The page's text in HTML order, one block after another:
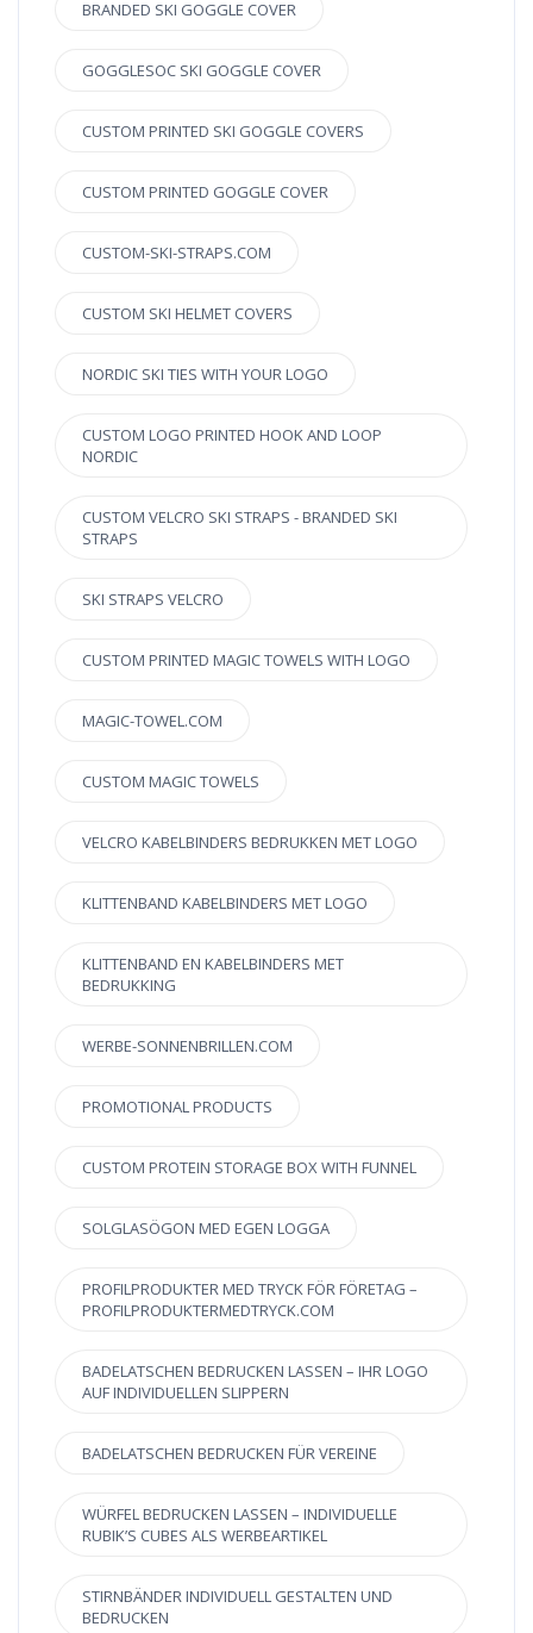
BRANDED SKI GOGGLE COVER
GOGGLESOC SKI GOGGLE COVER
CUSTOM PRINTED SKI GOGGLE COVERS
CUSTOM PRINTED GOGGLE COVER
CUSTOM-SKI-STRAPS.COM
CUSTOM SKI HELMET COVERS
NORDIC SKI TIES WITH YOUR LOGO
CUSTOM LOGO PRINTED HOOK AND LOOP
NORDIC
CUSTOM VELCRO SKI STRAPS - BRANDED SKI
STRAPS
SKI STRAPS VELCRO
CUSTOM PRINTED MAGIC TOWELS WITH LOGO
MAGIC-TOWEL.COM
CUSTOM MAGIC TOWELS
VELCRO KABELBINDERS BEDRUKKEN MET LOGO
KLITTENBAND KABELBINDERS MET LOGO
KLITTENBAND EN KABELBINDERS MET
BEDRUKKING
WERBE-SONNENBRILLEN.COM
PROMOTIONAL PRODUCTS
CUSTOM PROTEIN STORAGE BOX WITH FUNNEL
SOLGLASÖGON MED EGEN LOGGA
PROFILPRODUKTER MED TRYCK FÖR FÖRETAG –
PROFILPRODUKTERMEDTRYCK.COM
BADELATSCHEN BEDRUCKEN LASSEN – IHR LOGO
AUF INDIVIDUELLEN SLIPPERN
BADELATSCHEN BEDRUCKEN FÜR VEREINE
WÜRFEL BEDRUCKEN LASSEN – INDIVIDUELLE
RUBIK’S CUBES ALS WERBEARTIKEL
STIRNBÄNDER INDIVIDUELL GESTALTEN UND
BEDRUCKEN